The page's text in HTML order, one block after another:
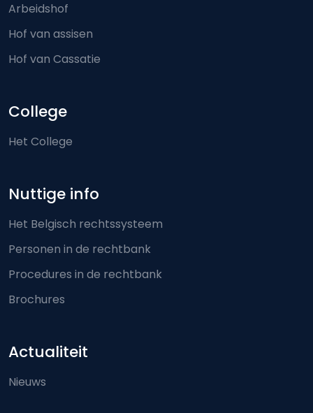
Arbeidshof
Hof van assisen
Hof van Cassatie
College
Het College
Nuttige info
Het Belgisch rechtssysteem
Personen in de rechtbank
Procedures in de rechtbank
Brochures
Actualiteit
Nieuws